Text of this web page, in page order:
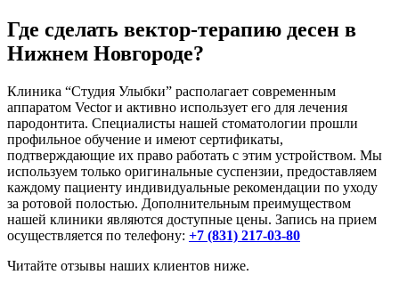
Где сделать вектор-терапию десен в
Нижнем Новгороде?
Клиника “Студия Улыбки” располагает современным
аппаратом Vector и активно использует его для лечения
пародонтита. Специалисты нашей стоматологии прошли
профильное обучение и имеют сертификаты,
подтверждающие их право работать с этим устройством. Мы
используем только оригинальные суспензии, предоставляем
каждому пациенту индивидуальные рекомендации по уходу
за ротовой полостью. Дополнительным преимуществом
нашей клиники являются доступные цены. Запись на прием
осуществляется по телефону: +7 (831) 217-03-80
Читайте отзывы наших клиентов ниже.